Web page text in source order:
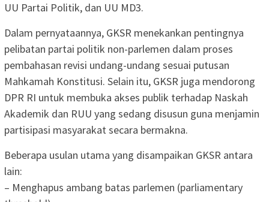
UU Partai Politik, dan UU MD3.
Dalam pernyataannya, GKSR menekankan pentingnya
pelibatan partai politik non-parlemen dalam proses
pembahasan revisi undang-undang sesuai putusan
Mahkamah Konstitusi. Selain itu, GKSR juga mendorong
DPR RI untuk membuka akses publik terhadap Naskah
Akademik dan RUU yang sedang disusun guna menjamin
partisipasi masyarakat secara bermakna.
Beberapa usulan utama yang disampaikan GKSR antara
lain:
– Menghapus ambang batas parlemen (parliamentary